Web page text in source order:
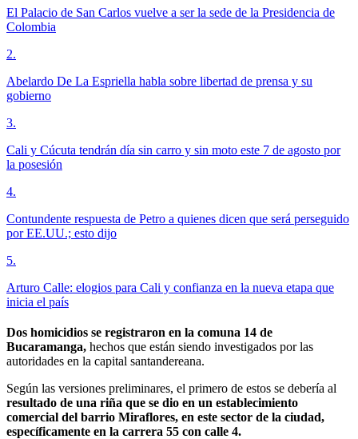
El Palacio de San Carlos vuelve a ser la sede de la Presidencia de
Colombia
2.
Abelardo De La Espriella habla sobre libertad de prensa y su
gobierno
3.
Cali y Cúcuta tendrán día sin carro y sin moto este 7 de agosto por
la posesión
4.
Contundente respuesta de Petro a quienes dicen que será perseguido
por EE.UU.; esto dijo
5.
Arturo Calle: elogios para Cali y confianza en la nueva etapa que
inicia el país
Dos homicidios se registraron en la comuna 14 de
Bucaramanga, hechos que están siendo investigados por las
autoridades en la capital santandereana.
Según las versiones preliminares, el primero de estos se debería al
resultado de una riña que se dio en un establecimiento
comercial del barrio Miraflores, en este sector de la ciudad,
específicamente en la carrera 55 con calle 4.